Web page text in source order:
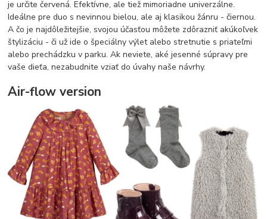
L.O.L. Surprise domčeky
L.O.L. Surprise postavičky
L.O.L. Surprise zberateľské figúrky
L.O.L. OMG L.O.L. OMG Bábiky
je určite červená. Efektívne, ale tiež mimoriadne univerzálne.
Ideálne pre duo s nevinnou bielou, ale aj klasikou žánru - čiernou.
A čo je najdôležitejšie, svojou účasťou môžete zdôrazniť akúkoľvek
štylizáciu - či už ide o špeciálny výlet alebo stretnutie s priateľmi
alebo prechádzku v parku. Ak neviete, aké jesenné súpravy pre
vaše dieťa, nezabudnite vziať do úvahy naše návrhy.
Air-flow version